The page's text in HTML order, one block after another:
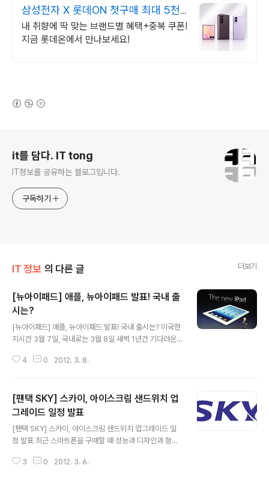
삼성전자 X 롯데ON 첫구매 최대 5천
원 혜택!
내 취향에 딱 맞는 브랜드별 혜택+중복 쿠폰!
지금 롯데온에서 만나보세요!
it를 담다. IT tong
IT정보를 공유하는 블로그입니다.
구독하기
IT 정보 의 다른 글 더보기
[뉴아이패드] 애플, 뉴아이패드 발표! 국내 출
시는?
[뉴아이패드] 애플, 뉴아이패드 발표! 국내 출시는? 미국현
지시간 3월 7일, 국내로는 3월 8일 새벽 1년간 기다려온
그동안 루머로 아이패드HD, 쿼드코어, LTE, 레티나 디스
아이패드의 세번째 제품인 뉴아이패드는 몇가지 달라진 것
이있습니다. 먼저 전작과 똑같은 9.7인치를 채택했지만 레
티나 디스플레이를 탑재해 해상도를 2048X1536으로 끌
어올렸습니다. 또한 기존 듀얼코어 AP인 A5를 개선한 A5
X를 탑재해 아이패드와 레티나 디스플레이에 최적화했다
고 합니다. 아이패드2를 사용하면서 항상 아쉬웠던게 카메
4 0 2012. 3. 8.
[팬택 SKY] 스카이, 아이스크림 샌드위치 업
그레이드 일정 발표
[팬택 SKY] 스카이, 아이스크림 샌드위치 업그레이드 일
정 발표 최근 스마트폰을 구매할 때 성능과 디자인과 함께
자와 LG전자에 이어 팬택 스카이가 안드로이드 아이스크
3 0 2012. 3. 6.